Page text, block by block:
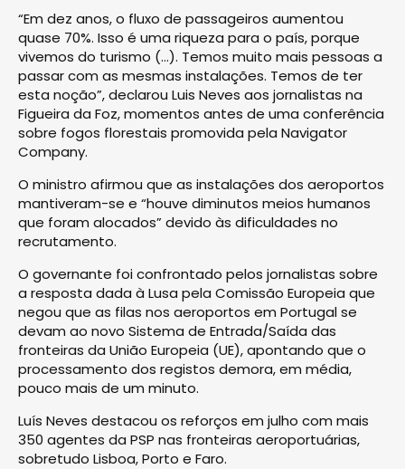
“Em dez anos, o fluxo de passageiros aumentou
quase 70%. Isso é uma riqueza para o país, porque
vivemos do turismo (…). Temos muito mais pessoas a
passar com as mesmas instalações. Temos de ter
esta noção”, declarou Luis Neves aos jornalistas na
Figueira da Foz, momentos antes de uma conferência
sobre fogos florestais promovida pela Navigator
Company.
O ministro afirmou que as instalações dos aeroportos
mantiveram-se e “houve diminutos meios humanos
que foram alocados” devido às dificuldades no
recrutamento.
O governante foi confrontado pelos jornalistas sobre
a resposta dada à Lusa pela Comissão Europeia que
negou que as filas nos aeroportos em Portugal se
devam ao novo Sistema de Entrada/Saída das
fronteiras da União Europeia (UE), apontando que o
processamento dos registos demora, em média,
pouco mais de um minuto.
Luís Neves destacou os reforços em julho com mais
350 agentes da PSP nas fronteiras aeroportuárias,
sobretudo Lisboa, Porto e Faro.